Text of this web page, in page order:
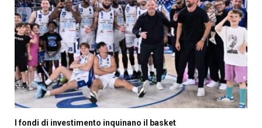
I fondi di investimento inquinano il basket